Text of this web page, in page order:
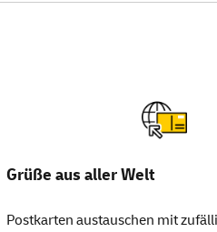
Grüße aus aller Welt
Postkarten austauschen mit